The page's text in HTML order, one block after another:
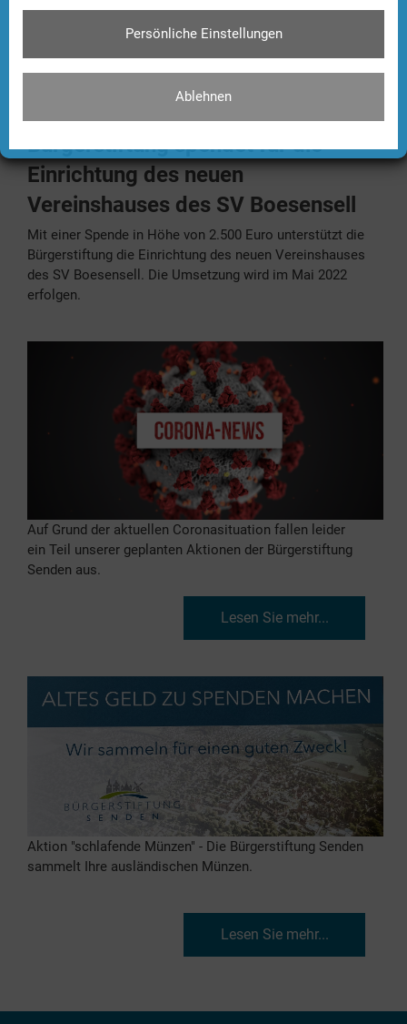
Bürgerstiftung spendet für die
Einrichtung des neuen
Vereinshauses des SV Boesensell
Mit einer Spende in Höhe von 2.500 Euro unterstützt die
Bürgerstiftung die Einrichtung des neuen Vereinshauses
des SV Boesensell. Die Umsetzung wird im Mai 2022
erfolgen.
Auf Grund der aktuellen Coronasituation fallen leider
ein Teil unserer geplanten Aktionen der Bürgerstiftung
Senden aus.
Lesen Sie mehr...
Aktion "schlafende Münzen" - Die Bürgerstiftung Senden
sammelt Ihre ausländischen Münzen.
Lesen Sie mehr...
Persönliche Einstellungen
Ablehnen